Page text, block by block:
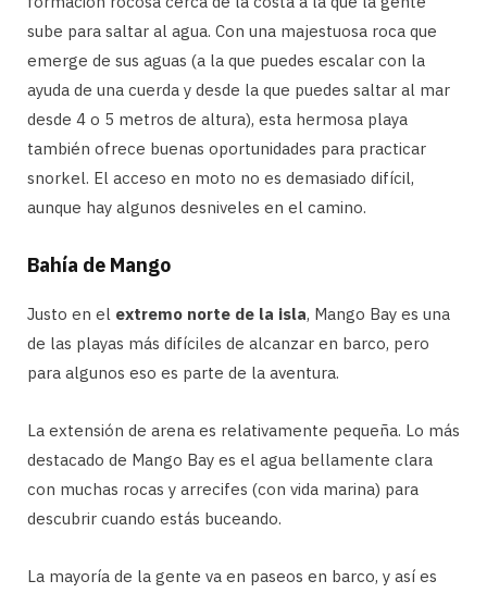
sube para saltar al agua. Con una majestuosa roca que
emerge de sus aguas (a la que puedes escalar con la
ayuda de una cuerda y desde la que puedes saltar al mar
desde 4 o 5 metros de altura), esta hermosa playa
también ofrece buenas oportunidades para practicar
snorkel. El acceso en moto no es demasiado difícil,
aunque hay algunos desniveles en el camino.
Bahía de Mango
Justo en el extremo norte de la isla, Mango Bay es una
de las playas más difíciles de alcanzar en barco, pero
para algunos eso es parte de la aventura.
La extensión de arena es relativamente pequeña. Lo más
destacado de Mango Bay es el agua bellamente clara
con muchas rocas y arrecifes (con vida marina) para
descubrir cuando estás buceando.
La mayoría de la gente va en paseos en barco, y así es